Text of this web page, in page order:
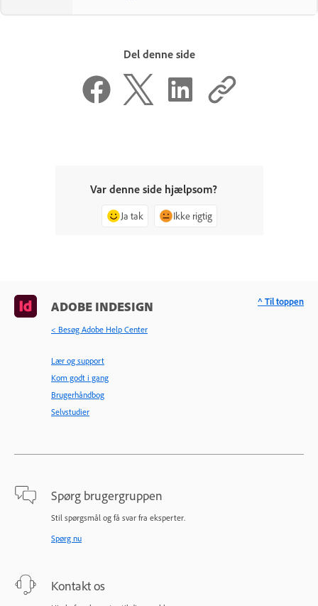
Del denne side
Var denne side hjælpsom?
Ja tak Ikke rigtig
ADOBE INDESIGN
< Besøg Adobe Help Center
Lær og support
Kom godt i gang
Brugerhåndbog
Selvstudier
Spørg brugergruppen
Stil spørgsmål og få svar fra eksperter.
Spørg nu
Kontakt os
^ Til toppen